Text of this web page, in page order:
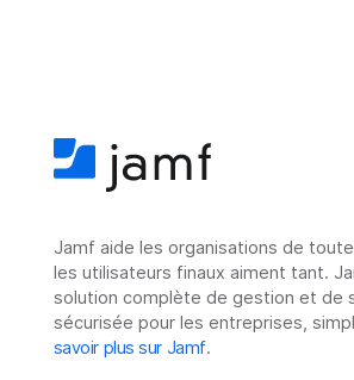
Jamf aide les organisations de
les utilisateurs finaux aiment tant.
solution complète de gestion et de
sécurisée pour les entreprises,
savoir plus sur Jamf.